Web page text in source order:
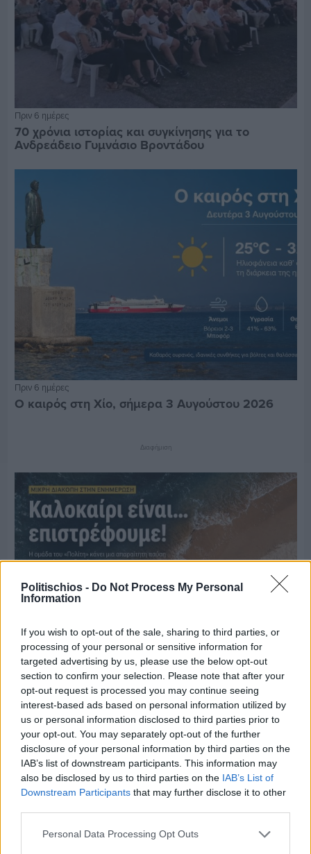
Politischios - Do Not Process My Personal
Information
If you wish to opt-out of the sale, sharing to third parties, or
processing of your personal or sensitive information for
targeted advertising by us, please use the below opt-out
section to confirm your selection. Please note that after your
opt-out request is processed you may continue seeing
interest-based ads based on personal information utilized by
us or personal information disclosed to third parties prior to
your opt-out. You may separately opt-out of the further
disclosure of your personal information by third parties on the
IAB’s list of downstream participants. This information may
also be disclosed by us to third parties on the IAB’s List of
Downstream Participants that may further disclose it to other
Personal Data Processing Opt Outs
Πριν 6 ημέρες
70 χρόνια ιστορίας και συγκίνησης για το
Ανδρεάδειο Γυμνάσιο Βροντάδου
Πριν 6 ημέρες
Ο καιρός στη Χίο, σήμερα 3 Αυγούστου 2026
Διαφήμιση
Πριν 9 ημέρες
Μία μικρή αλλά αναγκαία ανάπαυλα για την
ομάδα του «Πολίτη»